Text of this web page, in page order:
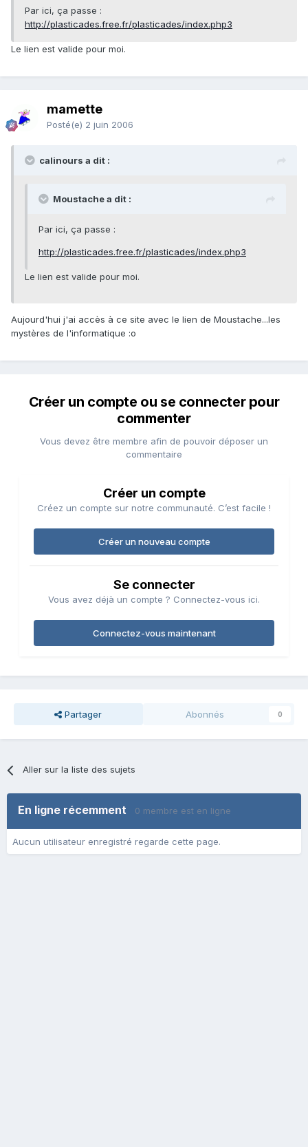
Par ici, ça passe :
http://plasticades.free.fr/plasticades/index.php3
Le lien est valide pour moi.
mamette
Posté(e) 2 juin 2006
calinours a dit :
Moustache a dit :
Par ici, ça passe :
http://plasticades.free.fr/plasticades/index.php3
Le lien est valide pour moi.
Aujourd'hui j'ai accès à ce site avec le lien de Moustache...les
mystères de l'informatique :o
Créer un compte ou se connecter pour
commenter
Vous devez être membre afin de pouvoir déposer un
commentaire
Créer un compte
Créez un compte sur notre communauté. C’est facile !
Créer un nouveau compte
Se connecter
Vous avez déjà un compte ? Connectez-vous ici.
Connectez-vous maintenant
Partager Abonnés 0
Aller sur la liste des sujets
En ligne récemment 0 membre est en ligne
Aucun utilisateur enregistré regarde cette page.